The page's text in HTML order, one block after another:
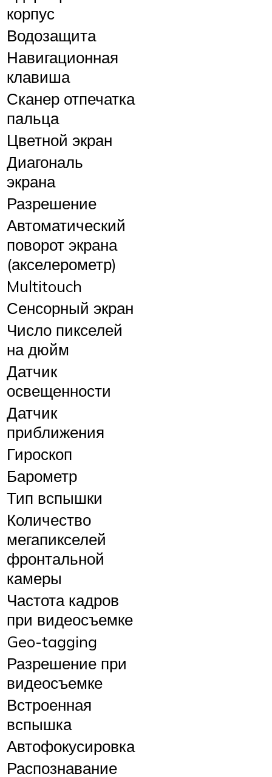
корпус
Водозащита
Навигационная
клавиша
Сканер отпечатка
пальца
Цветной экран
Диагональ
экрана
Разрешение
Автоматический
поворот экрана
(акселерометр)
Multitouch
Сенсорный экран
Число пикселей
на дюйм
Датчик
освещенности
Датчик
приближения
Гироскоп
Барометр
Тип вспышки
Количество
мегапикселей
фронтальной
камеры
Частота кадров
при видеосъемке
Geo-tagging
Разрешение при
видеосъемке
Встроенная
вспышка
Автофокусировка
Распознавание